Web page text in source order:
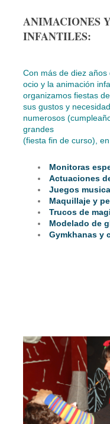
ANIMACIONES
INFANTILES:
Con más de diez
ocio y la animación
organizamos fiestas
sus gustos y
numerosos
grandes
(fiesta fin de curso),
Monitoras
Actuaciones
Juegos
Maquillaje y
Trucos de
Modelado de
Gymkhanas y